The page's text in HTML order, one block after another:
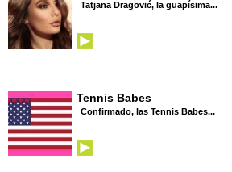
Tatjana Dragović, la guapísima...
Tennis Babes
Confirmado, las Tennis Babes...